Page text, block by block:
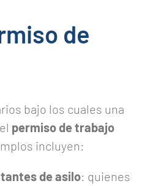
de
bajo los cuales una
permiso de trabajo
incluyen:
de asilo: quienes